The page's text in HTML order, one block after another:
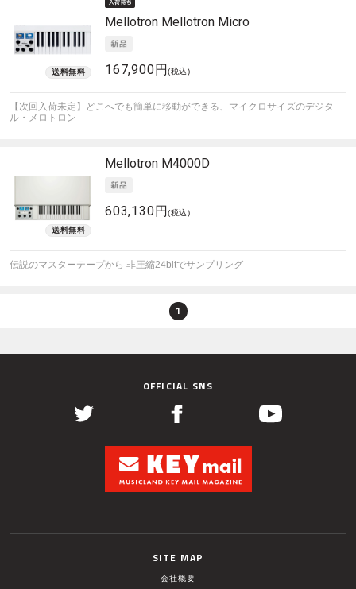
Mellotron Mellotron Micro
167,900円(税込)
【次回入荷未定】どこへでも簡単に移動ができる、マイクロサイズのデジタ
ル・メロトロン
Mellotron M4000D
603,130円(税込)
伝説のマスターテープから 非圧縮24bitでサンプリング
1
OFFICIAL SNS
SITE MAP
会社概要